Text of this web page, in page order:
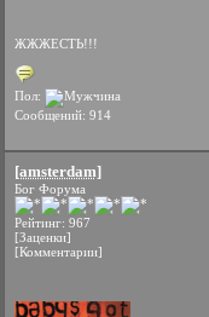
ЖЖЖЕСТЬ!!!
Пол:
Сообщений: 914
[amsterdam]
Бог Форума
Рейтинг: 967
[Заценки]
[Комментарии]